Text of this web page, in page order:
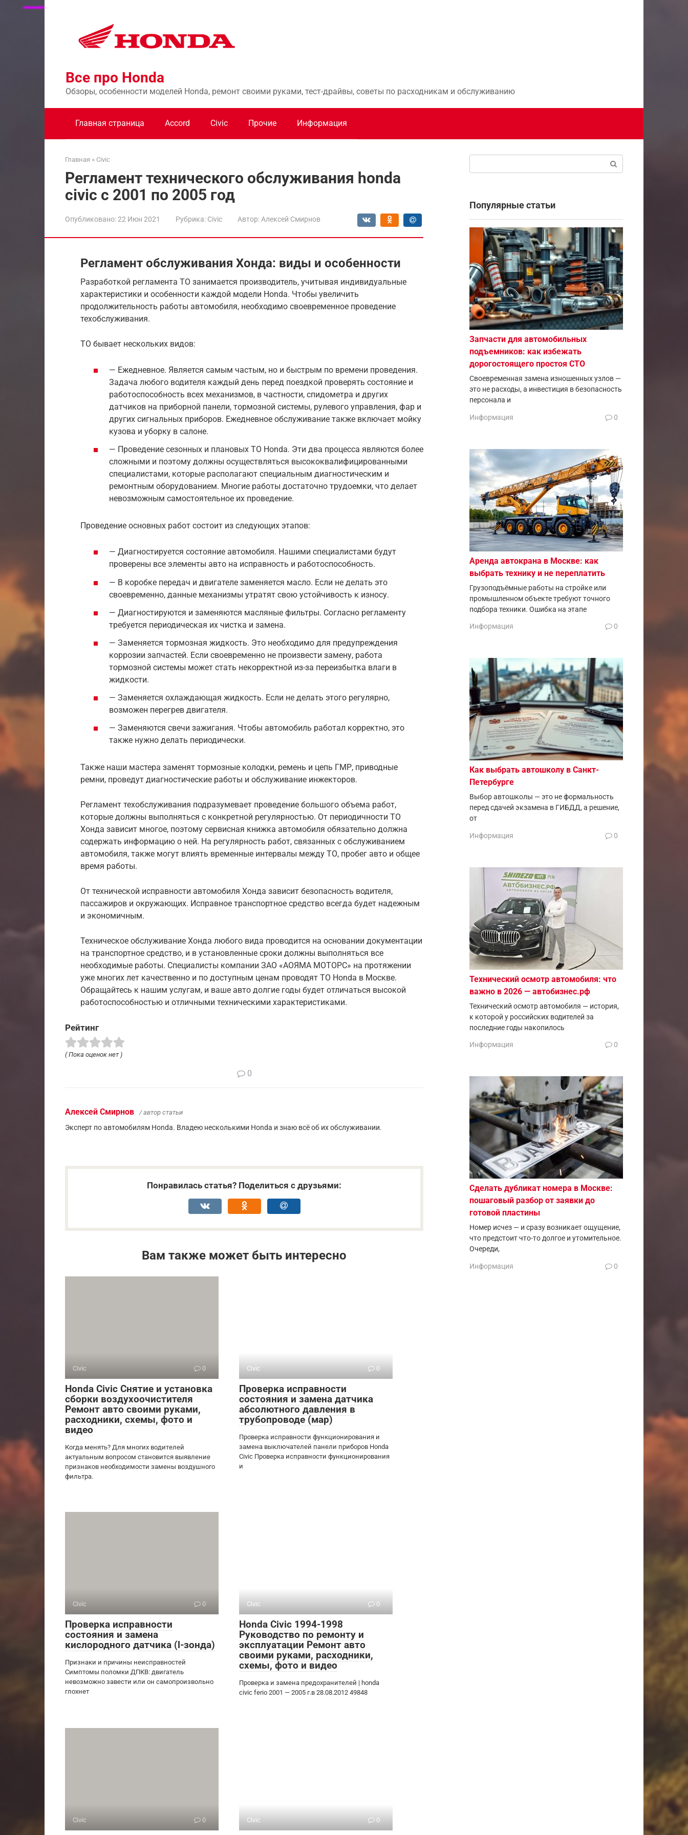
Перейти
Все про Honda
Обзоры, особенности моделей Honda, ремонт своими руками, тест-драйвы, советы по расходникам и обслуживанию
Главная страница Accord Civic Прочие Информация
Главная » Civic
Регламент технического обслуживания honda
civic с 2001 по 2005 год
Опубликовано:22 Июн 2021 Рубрика: Civic Автор: Алексей Смирнов
Регламент обслуживания Хонда: виды и особенности
Разработкой регламента ТО занимается производитель, учитывая индивидуальные
характеристики и особенности каждой модели Honda. Чтобы увеличить
продолжительность работы автомобиля, необходимо своевременное проведение
техобслуживания.
ТО бывает нескольких видов:
— Ежедневное. Является самым частым, но и быстрым по времени проведения.
Задача любого водителя каждый день перед поездкой проверять состояние и
работоспособность всех механизмов, в частности, спидометра и других
датчиков на приборной панели, тормозной системы, рулевого управления, фар и
других сигнальных приборов. Ежедневное обслуживание также включает мойку
кузова и уборку в салоне.
— Проведение сезонных и плановых ТО Honda. Эти два процесса являются более
сложными и поэтому должны осуществляться высококвалифицированными
специалистами, которые располагают специальным диагностическим и
ремонтным оборудованием. Многие работы достаточно трудоемки, что делает
невозможным самостоятельное их проведение.
Проведение основных работ состоит из следующих этапов:
— Диагностируется состояние автомобиля. Нашими специалистами будут
проверены все элементы авто на исправность и работоспособность.
— В коробке передач и двигателе заменяется масло. Если не делать это
своевременно, данные механизмы утратят свою устойчивость к износу.
— Диагностируются и заменяются масляные фильтры. Согласно регламенту
требуется периодическая их чистка и замена.
— Заменяется тормозная жидкость. Это необходимо для предупреждения
коррозии запчастей. Если своевременно не произвести замену, работа
тормозной системы может стать некорректной из-за переизбытка влаги в
жидкости.
— Заменяется охлаждающая жидкость. Если не делать этого регулярно,
возможен перегрев двигателя.
— Заменяются свечи зажигания. Чтобы автомобиль работал корректно, это
также нужно делать периодически.
Также наши мастера заменят тормозные колодки, ремень и цепь ГМР, приводные
ремни, проведут диагностические работы и обслуживание инжекторов.
Регламент техобслуживания подразумевает проведение большого объема работ,
которые должны выполняться с конкретной регулярностью. От периодичности ТО
Хонда зависит многое, поэтому сервисная книжка автомобиля обязательно должна
содержать информацию о ней. На регулярность работ, связанных с обслуживанием
автомобиля, также могут влиять временные интервалы между ТО, пробег авто и общее
время работы.
От технической исправности автомобиля Хонда зависит безопасность водителя,
пассажиров и окружающих. Исправное транспортное средство всегда будет надежным
и экономичным.
Техническое обслуживание Хонда любого вида проводится на основании документации
на транспортное средство, и в установленные сроки должны выполняться все
необходимые работы. Специалисты компании ЗАО «АОЯМА МОТОРС» на протяжении
уже многих лет качественно и по доступным ценам проводят ТО Honda в Москве.
Обращайтесь к нашим услугам, и ваше авто долгие годы будет отличаться высокой
работоспособностью и отличными техническими характеристиками.
Рейтинг
( Пока оценок нет )
0
Алексей Смирнов / автор статьи
Эксперт по автомобилям Honda. Владею несколькими Honda и знаю всё об их обслуживании.
Понравилась статья? Поделиться с друзьями:
Вам также может быть интересно
Civic 0
Honda Civic Снятие и установка
сборки воздухоочистителя
Ремонт авто своими руками,
расходники, схемы, фото и
видео
Когда менять? Для многих водителей
актуальным вопросом становится выявление
признаков необходимости замены воздушного
фильтра.
Civic 0
Проверка исправности
состояния и замена датчика
абсолютного давления в
трубопроводе (мар)
Проверка исправности функционирования и
замена выключателей панели приборов Honda
Civic Проверка исправности функционирования
и
Civic 0
Проверка исправности
состояния и замена
кислородного датчика (l-зонда)
Признаки и причины неисправностей
Симптомы поломки ДПКВ: двигатель
невозможно завести или он самопроизвольно
глохнет
Civic 0
Honda Civic 1994-1998
Руководство по ремонту и
эксплуатации Ремонт авто
своими руками, расходники,
схемы, фото и видео
Проверка и замена предохранителей | honda
civic ferio 2001 — 2005 г.в 28.08.2012 49848
Civic 0 Civic 0
Популярные статьи
Запчасти для автомобильных
подъемников: как избежать
дорогостоящего простоя СТО
Своевременная замена изношенных узлов —
это не расходы, а инвестиция в безопасность
персонала и
Информация 0
Аренда автокрана в Москве: как
выбрать технику и не переплатить
Грузоподъёмные работы на стройке или
промышленном объекте требуют точного
подбора техники. Ошибка на этапе
Информация 0
Как выбрать автошколу в Санкт-
Петербурге
Выбор автошколы — это не формальность
перед сдачей экзамена в ГИБДД, а решение,
от
Информация 0
Технический осмотр автомобиля: что
важно в 2026 — автобизнес.рф
Технический осмотр автомобиля — история,
к которой у российских водителей за
последние годы накопилось
Информация 0
Сделать дубликат номера в Москве:
пошаговый разбор от заявки до
готовой пластины
Номер исчез — и сразу возникает ощущение,
что предстоит что-то долгое и утомительное.
Очереди,
Информация 0